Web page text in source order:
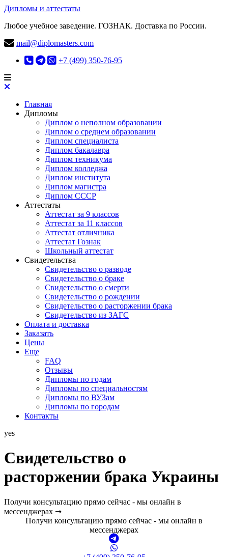
Дипломы и аттестаты
Любое учебное заведение. ГОЗНАК. Доставка по России.
mail@diplomasters.com
+7 (499) 350-76-95
Главная
Дипломы
Диплом о неполном образовании
Диплом о среднем образовании
Диплом специалиста
Диплом бакалавра
Диплом техникума
Диплом колледжа
Диплом института
Диплом магистра
Диплом СССР
Аттестаты
Аттестат за 9 классов
Аттестат за 11 классов
Аттестат отличника
Аттестат Гознак
Школьный аттестат
Свидетельства
Свидетельство о разводе
Свидетельство о браке
Свидетельство о смерти
Свидетельство о рождении
Свидетельство о расторжении брака
Свидетельство из ЗАГС
Оплата и доставка
Заказать
Цены
Еще
FAQ
Отзывы
Дипломы по годам
Дипломы по специальностям
Дипломы по ВУЗам
Дипломы по городам
Контакты
yes
Свидетельство о
расторжении брака Украины
Получи консультацию прямо сейчас - мы онлайн в
мессенджерах ➞
Получи консультацию прямо сейчас - мы онлайн в
мессенджерах